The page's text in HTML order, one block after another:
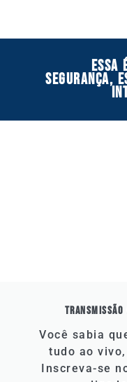
ESSA
SEGURANÇA,
Você sabia
tudo ao
Inscreva-se